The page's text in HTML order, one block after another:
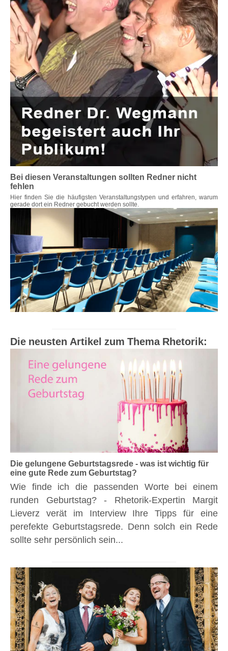
Bei diesen Veranstaltungen sollten Redner nicht
fehlen
Hier finden Sie die häufigsten Veranstaltungstypen und erfahren, warum
gerade dort ein Redner gebucht werden sollte.
Die neusten Artikel zum Thema Rhetorik:
Die gelungene Geburtstagsrede - was ist wichtig für
eine gute Rede zum Geburtstag?
Wie finde ich die passenden Worte bei einem
runden Geburtstag? - Rhetorik-Expertin Margit
Lieverz verät im Interview Ihre Tipps für eine
perefekte Geburtstagsrede. Denn solch ein Rede
sollte sehr persönlich sein...